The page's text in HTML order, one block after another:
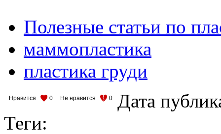
Полезные статьи по
маммопластика
пластика груди
Нравится 0 Не нравится 0
Дата
Теги: